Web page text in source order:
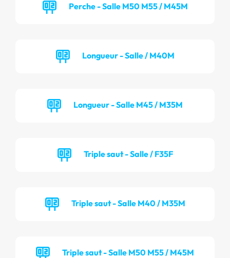
Perche - Salle M50 M55 / M45M
Longueur - Salle / M40M
Longueur - Salle M45 / M35M
Triple saut - Salle / F35F
Triple saut - Salle M40 / M35M
Triple saut - Salle M50 M55 / M45M